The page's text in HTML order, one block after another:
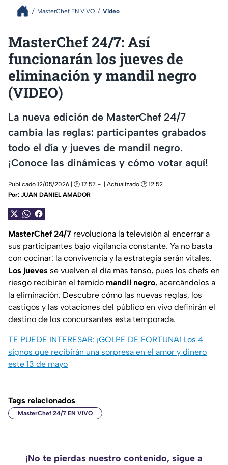
MasterChef EN VIVO Video
MasterChef 24/7: Así
funcionarán los jueves de
eliminación y mandil negro
(VIDEO)
La nueva edición de MasterChef 24/7
cambia las reglas: participantes grabados
todo el día y jueves de mandil negro.
¡Conoce las dinámicas y cómo votar aquí!
Publicado 12/05/2026 | 🕑 17:57
| Actualizado 🕑 12:52
Por: JUAN DANIEL AMADOR
MasterChef 24/7 revoluciona la televisión al encerrar a
sus participantes bajo vigilancia constante. Ya no basta
con cocinar: la convivencia y la estrategia serán vitales.
Los jueves se vuelven el día más tenso, pues los chefs en
riesgo recibirán el temido mandil negro, acercándolos a
la eliminación. Descubre cómo las nuevas reglas, los
castigos y las votaciones del público en vivo definirán el
destino de los concursantes esta temporada.
TE PUEDE INTERESAR: ¡GOLPE DE FORTUNA! Los 4
signos que recibirán una sorpresa en el amor y dinero
este 13 de mayo
Tags relacionados
MasterChef 24/7 EN VIVO
¡No te pierdas nuestro contenido, sigue a